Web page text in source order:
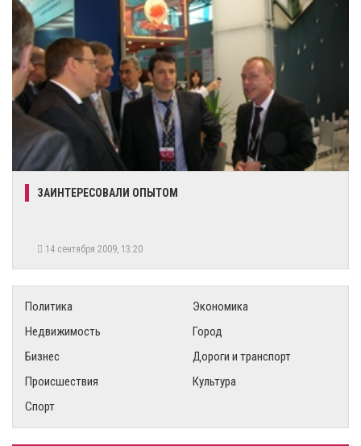
ЗАИНТЕРЕСОВАЛИ ОПЫТОМ
14 сентября 2009, 13:20
Политика
Экономика
Недвижимость
Город
Бизнес
Дороги и транспорт
Происшествия
Культура
Спорт